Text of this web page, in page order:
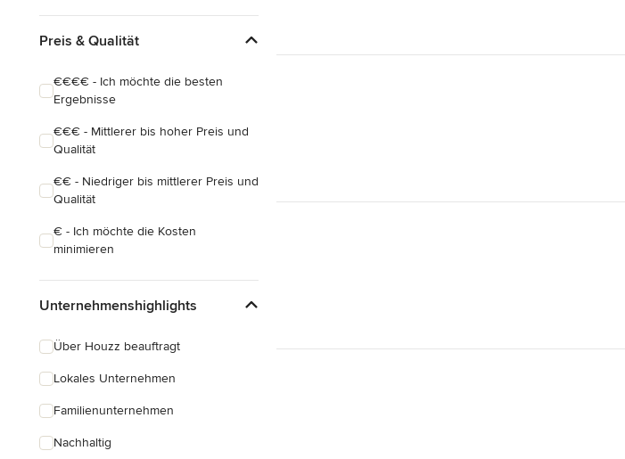
Preis & Qualität
€€€€ - Ich möchte die besten
Ergebnisse
€€€ - Mittlerer bis hoher Preis und
Qualität
€€ - Niedriger bis mittlerer Preis und
Qualität
€ - Ich möchte die Kosten
minimieren
Unternehmenshighlights
Über Houzz beauftragt
Lokales Unternehmen
Familienunternehmen
Nachhaltig